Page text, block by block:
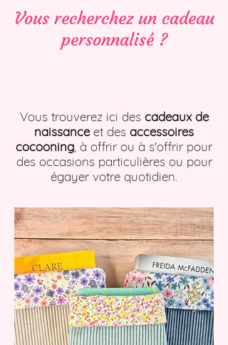
Vous recherchez un cadeau
personnalisé ?
Vous trouverez ici des cadeaux de
naissance et des accessoires
cocooning , à offrir ou à s'offrir pour
des occasions particulières ou pour
égayer votre quotidien.